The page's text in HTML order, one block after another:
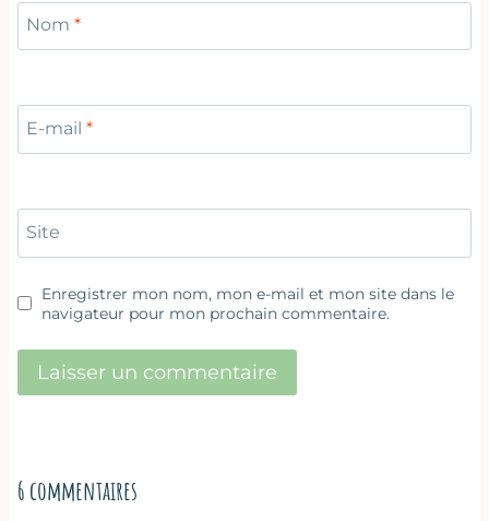
Nom *
E-mail *
Site
Enregistrer mon nom, mon e-mail et mon site dans le
navigateur pour mon prochain commentaire.
6 commentaires